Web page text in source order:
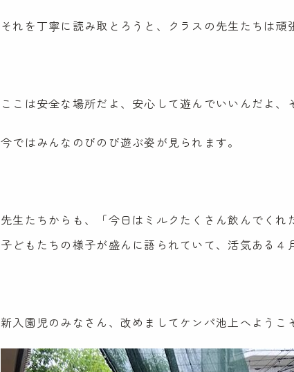
ケンパの
ケンパの
それを丁寧に読み取とろうと、クラスの先生たちは頑
ここは安全な場所だよ、安心して遊んでいいんだよ、
今ではみんなのびのび遊ぶ姿が見られます。
先生たちからも、「今日はミルクたくさん飲んでく
子どもたちの様子が盛んに語られていて、活気ある４
新入園児のみなさん、改めましてケンパ池上へようこ